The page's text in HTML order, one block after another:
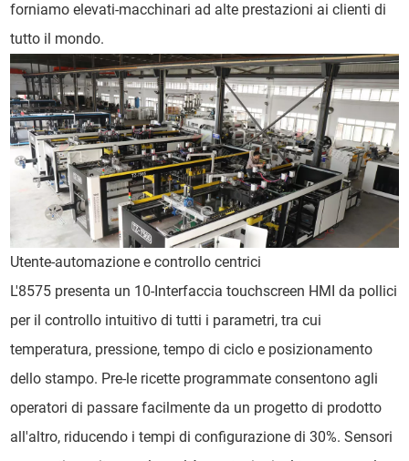
forniamo elevati-macchinari ad alte prestazioni ai clienti di
tutto il mondo.
Utente-automazione e controllo centrici
L'8575 presenta un 10-Interfaccia touchscreen HMI da pollici
per il controllo intuitivo di tutti i parametri, tra cui
temperatura, pressione, tempo di ciclo e posizionamento
dello stampo. Pre-le ricette programmate consentono agli
operatori di passare facilmente da un progetto di prodotto
all'altro, riducendo i tempi di configurazione di 30%. Sensori